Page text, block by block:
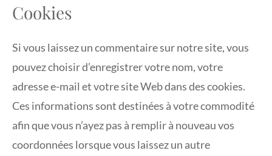
Cookies
Si vous laissez un commentaire sur notre site, vous
pouvez choisir d’enregistrer votre nom, votre
adresse e-mail et votre site Web dans des cookies.
Ces informations sont destinées à votre commodité
afin que vous n’ayez pas à remplir à nouveau vos
coordonnées lorsque vous laissez un autre